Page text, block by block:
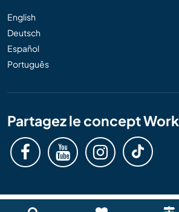
English
Deutsch
Español
Português
Partagez le concept